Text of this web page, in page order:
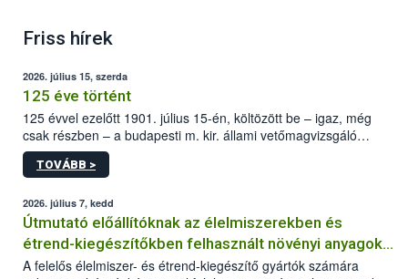
Friss hírek
2026. július 15, szerda
125 éve történt
125 évvel ezelőtt 1901. július 15-én, költözött be – igaz, még
csak részben – a budapesti m. kir. állami vetőmagvizsgáló
állomás a Kis Rókus utca 15. szám alatti, Czigler Győző által
tervezett új épületébe.
TOVÁBB >
2026. július 7, kedd
Útmutató előállítóknak az élelmiszerekben és
étrend-kiegészítőkben felhasznált növényi anyagok,
növényi kivonatok élelmiszer-biztonsági
A felelős élelmiszer- és étrend-kiegészítő gyártók számára